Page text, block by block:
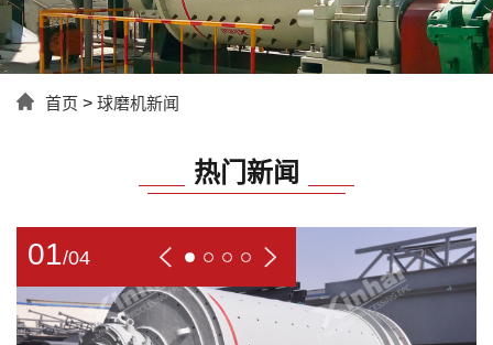
首页 > 球磨机新闻
热门新闻
01/04